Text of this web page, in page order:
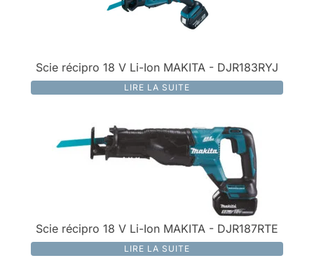
Scie récipro 18 V Li-Ion MAKITA - DJR183RYJ
LIRE LA SUITE
Scie récipro 18 V Li-Ion MAKITA - DJR187RTE
LIRE LA SUITE